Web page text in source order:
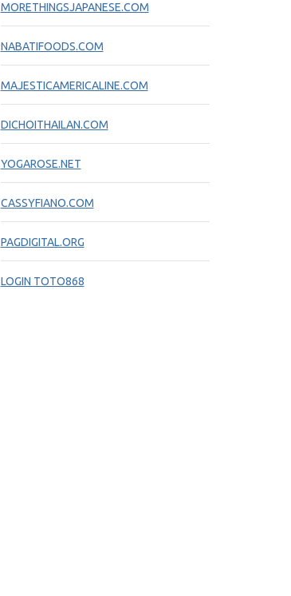
MORETHINGSJAPANESE.COM
NABATIFOODS.COM
MAJESTICAMERICALINE.COM
DICHOITHAILAN.COM
YOGAROSE.NET
CASSYFIANO.COM
PAGDIGITAL.ORG
LOGIN TOTO868